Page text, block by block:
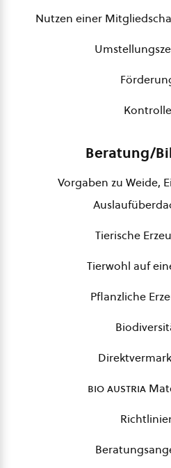
Nutzen einer
Kontrolle
Beratung/
Vorgaben zu Weide,
Tierische
Tierwohl auf
Pflanzliche
bio austria